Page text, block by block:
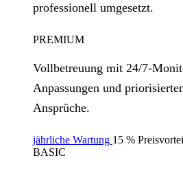
professionell umgesetzt.
PREMIUM
Vollbetreuung mit 24/
Anpassungen und
Ansprüche.
jährliche Wartung 15 %
BASIC